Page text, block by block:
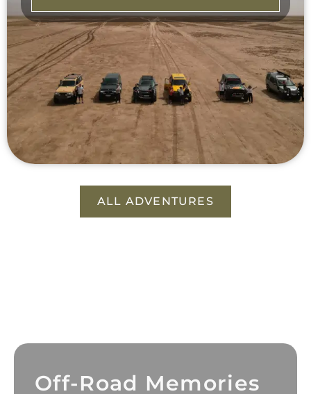
ALL ADVENTURES
Off-Road Memories